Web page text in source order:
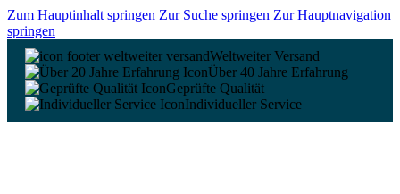
Zum Hauptinhalt springen Zur Suche springen Zur Hauptnavigation
springen
Weltweiter Versand
Über 40 Jahre Erfahrung
Geprüfte Qualität
Individueller Service